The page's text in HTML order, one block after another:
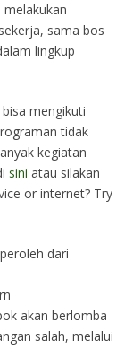
sama bos
lingkup
mengikuti
tidak
kegiatan
sini atau silakan
or internet? Try
dari
akan berlomba
salah, melalui